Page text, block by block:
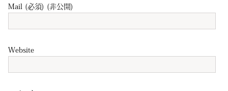
Mail (必須) (非公開)
Website